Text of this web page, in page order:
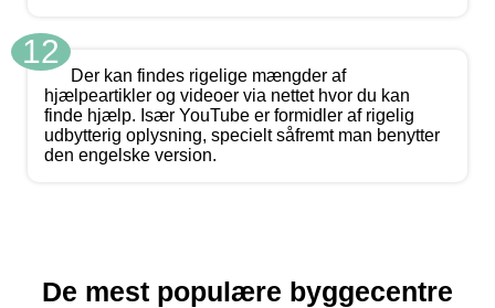
12
Der kan findes rigelige mængder af
hjælpeartikler og videoer via nettet hvor du kan
finde hjælp. Især YouTube er formidler af rigelig
udbytterig oplysning, specielt såfremt man benytter
den engelske version.
De mest populære byggecentre